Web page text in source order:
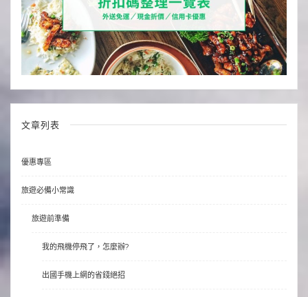
文章列表
優惠專區
旅遊必備小常識
旅遊前準備
我的飛機停飛了，怎麼辦?
出國手機上網的省錢絕招